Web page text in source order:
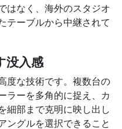
はなく、海外のスタジオ
テーブルから中継されて
没入感
度な技術です。複数台の
ラーを多角的に捉え、カ
細部まで克明に映し出し
ングルを選択できること